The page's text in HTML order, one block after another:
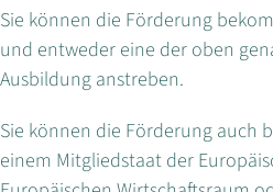
Sie können die Förderung
und entweder eine der oben
Ausbildung anstreben.
Sie können die Förderung auch
einem Mitgliedstaat der